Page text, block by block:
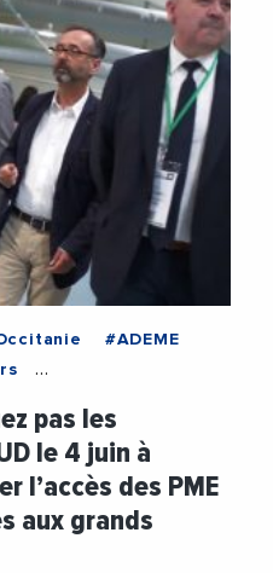
#ADEME
#PME
#Salon
#UIMMOccitanie
pas les
le 4 juin à
l’accès des PME
aux grands